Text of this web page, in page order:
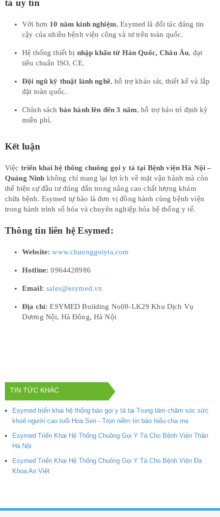
tá uy tín
Với hơn 10 năm kinh nghiệm, Esymed là đối tác đáng tin
cậy của nhiều bệnh viện công và tư trên toàn quốc.
Hệ thống thiết bị nhập khẩu từ Hàn Quốc, Châu Âu, đạt
tiêu chuẩn ISO, CE.
Đội ngũ kỹ thuật lành nghề, hỗ trợ khảo sát, thiết kế và lắp
đặt toàn quốc.
Chính sách bảo hành lên đến 3 năm, hỗ trợ bảo trì định kỳ
miễn phí.
Kết luận
Việc triển khai hệ thống chuông gọi y tá tại Bệnh viện Hà Nội –
Quảng Ninh không chỉ mang lại lợi ích về mặt vận hành mà còn
thể hiện sự đầu tư đúng đắn trong nâng cao chất lượng khám
chữa bệnh. Esymed tự hào là đơn vị đồng hành cùng bệnh viện
trong hành trình số hóa và chuyên nghiệp hóa hệ thống y tế.
Thông tin liên hệ Esymed:
Website: www.chuonggoiyta.com
Hotline: 0964428986
Email: sales@esymed.vn
Địa chỉ: ESYMED Building No08-LK29 Khu Dịch Vụ
Dương Nội, Hà Đông, Hà Nội
TIN TỨC KHÁC
Esymed triển khai hệ thống báo gọi y tá tại Trung tâm chăm sóc sức
khoẻ người cao tuổi Hoa Sen - Trọn niềm tin báo hiếu cha mẹ
Esymed Triển Khai Hệ Thống Chuông Gọi Y Tá Cho Bệnh Viện Thận
Hà Nội
Esymed Triển Khai Hệ Thống Chuông Gọi Y Tá Cho Bệnh Viện Đa
Khoa An Việt